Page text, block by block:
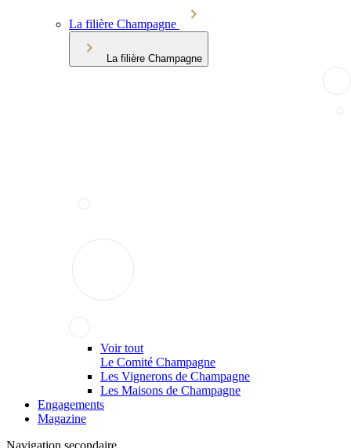
La filière Champagne
La filière Champagne
Voir tout
Le Comité Champagne
Les Vignerons de Champagne
Les Maisons de Champagne
Engagements
Magazine
Navigation secondaire